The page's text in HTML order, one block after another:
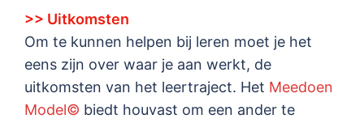
>> Uitkomsten
Om te kunnen helpen bij leren moet je het
eens zijn over waar je aan werkt, de
uitkomsten van het leertraject. Het Meedoen
Model© biedt houvast om een ander te